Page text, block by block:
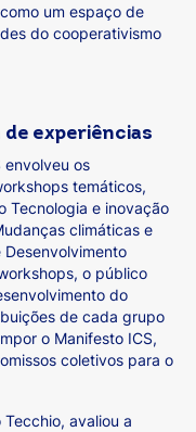
um espaço de
do cooperativismo
experiências
envolveu os
temáticos,
Tecnologia e inovação
climáticas e
o público
do
de cada grupo
o Manifesto ICS,
coletivos para o
avaliou a